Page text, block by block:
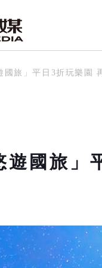
國旅」平日3折玩樂園
遊國旅」